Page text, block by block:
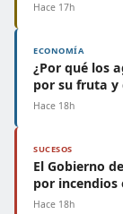
Hace 17h
ECONOMÍA
¿Por qué los
por su fruta y
Hace 18h
SUCESOS
El Gobierno
por incendios
Hace 18h